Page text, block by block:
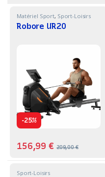
Matériel Sport, Sport-Loisirs
Robore UR20
-25%
156,99€ 209,00€
Sport-Loisirs